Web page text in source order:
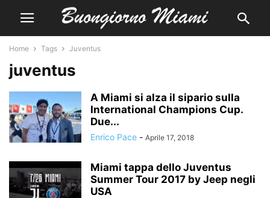
Home Tags Juventus
juventus
A Miami si alza il sipario sulla
International Champions Cup.
Due...
Enrico Pace - Aprile 17, 2018
Miami tappa dello Juventus
Summer Tour 2017 by Jeep negli
USA